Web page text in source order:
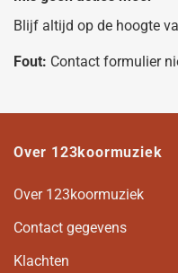
Blijf altijd op de hoogte
Fout: Contact formulier
Over 123koormuziek
Over 123koormuziek
Contact gegevens
Klachten